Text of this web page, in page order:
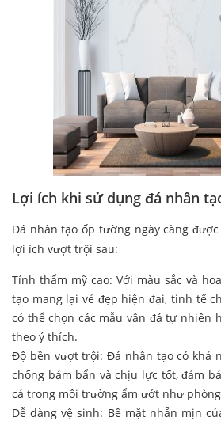
Lợi ích khi sử dụng đá nhân
Đá nhân tạo ốp tường ngày càng
lợi ích vượt trội sau:
Tính thẩm mỹ cao: Với màu sắc và
tạo mang lại vẻ đẹp hiện đại, tinh tế
có thể chọn các mẫu vân đá tự nhiên
theo ý thích.
Độ bền vượt trội: Đá nhân tạo có khả
chống bám bẩn và chịu lực tốt, đảm
cả trong môi trường ẩm ướt như
Dễ dàng vệ sinh: Bề mặt nhẵn mịn